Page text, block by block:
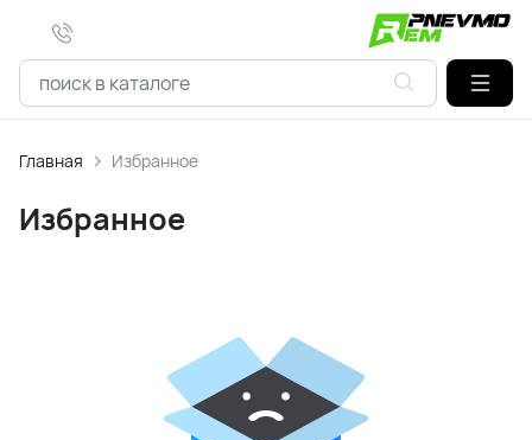
Главная Избранное
Избранное